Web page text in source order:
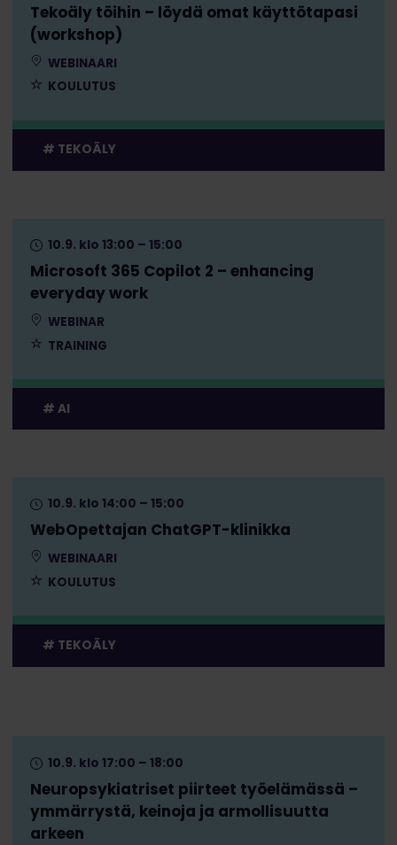
Tekoäly töihin – löydä omat käyttötapasi
(workshop)
WEBINAARI
KOULUTUS
TEKOÄLY
Microsoft 365 Copilot 2 – enhancing
everyday work
10.9. klo 13:00 – 15:00
WEBINAR
TRAINING
AI
WebOpettajan ChatGPT-klinikka
10.9. klo 14:00 – 15:00
WEBINAARI
KOULUTUS
TEKOÄLY
Neuropsykiatriset piirteet työelämässä –
ymmärrystä, keinoja ja armollisuutta
arkeen
10.9. klo 17:00 – 18:00